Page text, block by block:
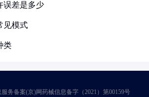
误差是多少
见模式
类
务备案(京)网药械信息备字（2021）第00159号